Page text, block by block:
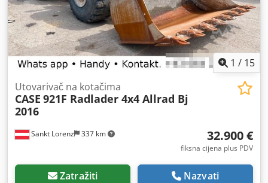
1 / 15
Sankt Lorenz 337 km
Utovarivač na kotačima
CASE 921F Radlader 4x4 Allrad Bj
2016
32.900 €
fiksna cijena plus PDV
Zatražiti Nazvati